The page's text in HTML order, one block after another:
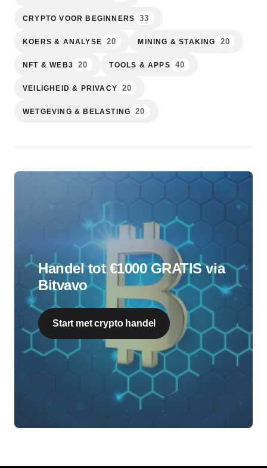
CRYPTO VOOR BEGINNERS 33
KOERS & ANALYSE 20 MINING & STAKING 20
NFT & WEB3 20 TOOLS & APPS 40
VEILIGHEID & PRIVACY 20
WETGEVING & BELASTING 20
Handel tot €1000 GRATIS via
Bitvavo
Start met crypto handel